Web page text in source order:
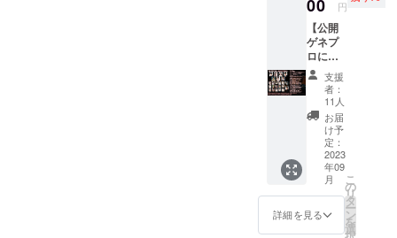
本番期
間は、
そちら
のコメ
ントを
劇場に
掲載さ
せてい
ただき
ます。
【記入
必須項
目】 ※
オプ
に指定
キャス
メント
を稽古
場及び
劇場に
て掲示
いたし
ます！
③公式
SNSな
どにて
癒し
グッズ
購入の
ご報告
をいた
ン内容
・公演
のゲネ
プロ(最
終リ
ハーサ
ル)にご
招待い
たしま
す。 ▽
こちら
のリ
ターン
品は、
ご選択
00 円
【公開
ゲネプ
ロにご
招
待！】
（ア
デー
ジョ
役：し
らたま
な）
9/14予
定の本
公演ゲ
ネプロ
支援
者：
11人
お届
け予
定：
2023
年09
月
詳細を見る
こ
の
リ
タ
ー
ン
を
選